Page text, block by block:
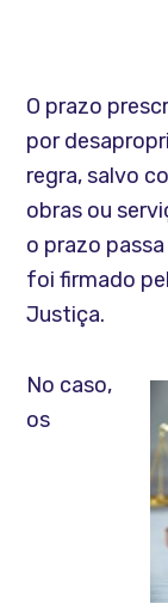
O prazo
por
regra, salvo
obras ou
o prazo
foi firmado
Justiça.
No caso,
os